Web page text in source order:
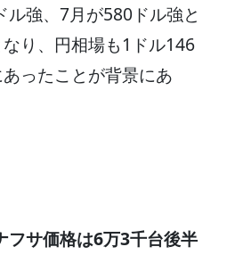
ル強、7月が580ドル強と
り、円相場も1ドル146
ったことが背景にあ
フサ価格は6万3千台後半